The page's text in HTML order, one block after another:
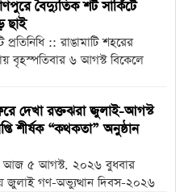
বৈদ্যুতিক শর্ট সার্কিটে
ছাই
:: রাঙামাটি শহরের
বৃহস্পতিবার ৬ আগস্ট বিকেলে
দেখা রক্তঝরা জুলাই-আগস্ট
শীর্ষক “কথকতা” অনুষ্ঠান
:: আজ ৫ আগস্ট. ২০২৬ বুধবার
জুলাই গণ-অভ্যুত্থান দিবস-২০২৬